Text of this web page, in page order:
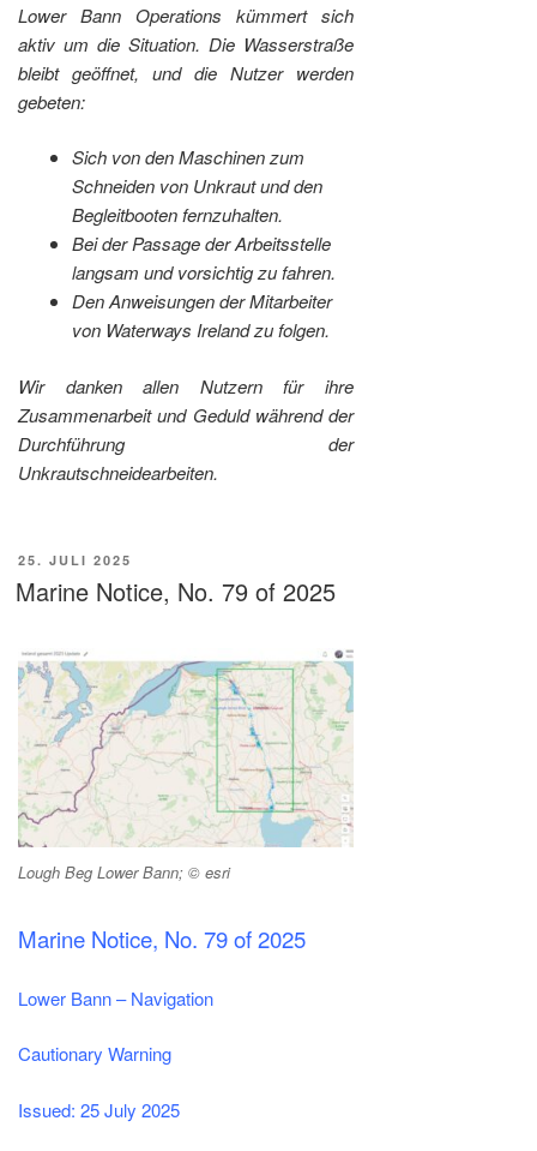
Lower Bann Operations kümmert sich
aktiv um die Situation. Die Wasserstraße
bleibt geöffnet, und die Nutzer werden
gebeten:
Sich von den Maschinen zum
Schneiden von Unkraut und den
Begleitbooten fernzuhalten.
Bei der Passage der Arbeitsstelle
langsam und vorsichtig zu fahren.
Den Anweisungen der Mitarbeiter
von Waterways Ireland zu folgen.
Wir danken allen Nutzern für ihre
Zusammenarbeit und Geduld während der
Durchführung der
Unkrautschneidearbeiten.
VERÖFFENTLICHT
AM
25. JULI 2025
Marine Notice, No. 79 of 2025
Lough Beg Lower Bann; © esri
Marine Notice, No. 79 of 2025
Lower Bann – Navigation
Cautionary Warning
Issued: 25 July 2025